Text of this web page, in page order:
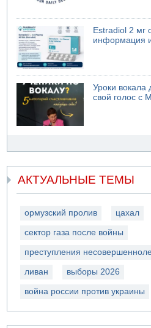
Estradiol 2 мг
информация
Уроки вокала
свой голос с
АКТУАЛЬНЫЕ ТЕМЫ
ормузский пролив цахал
сектор газа после войны
преступления
ливан выборы 2026
война россии против украины